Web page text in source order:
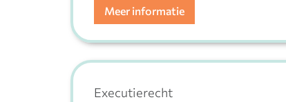
Meer informatie
Executierecht